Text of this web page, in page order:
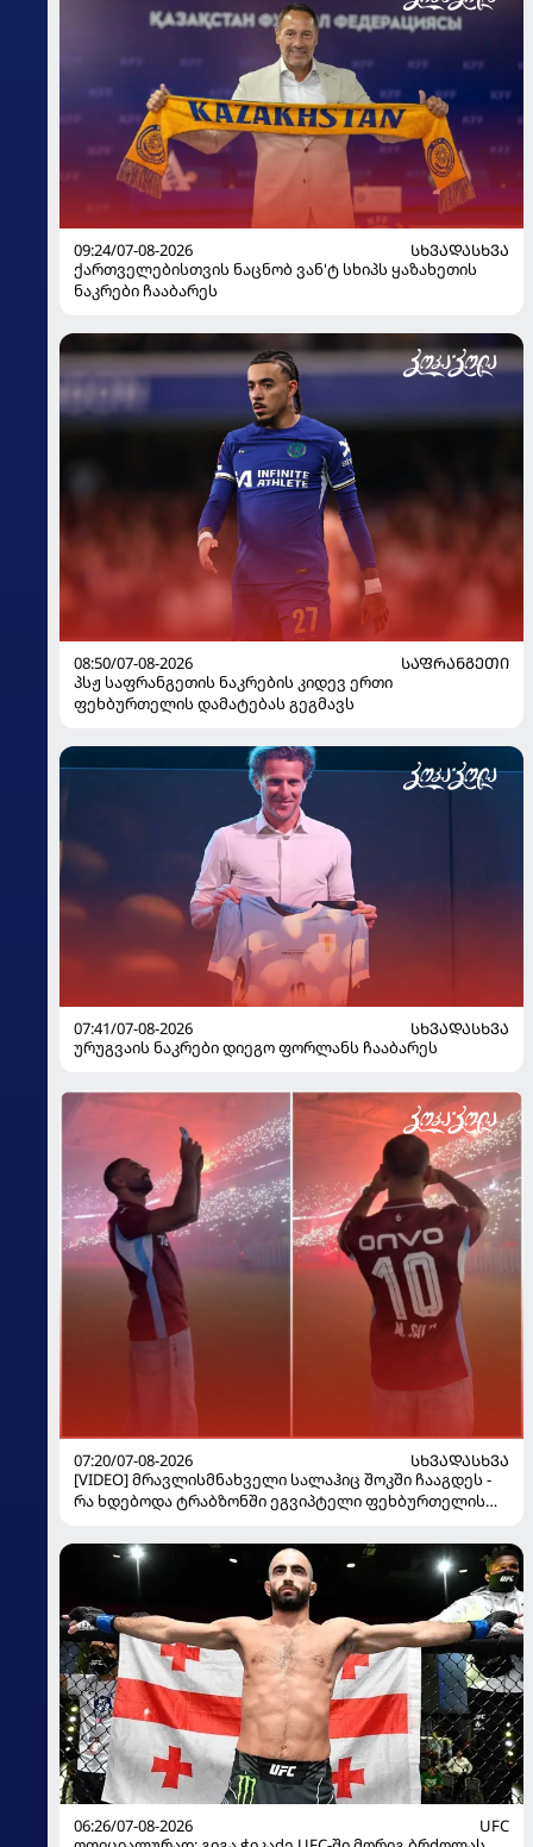
09:24/07-08-2026
ᲡᲮᲕᲐᲓᲐᲡᲮᲕᲐ
ქართველებისთვის ნაცნობ ვან'ტ სხიპს ყაზახეთის
ნაკრები ჩააბარეს
08:50/07-08-2026
ᲡᲐᲤᲠᲐᲜᲒᲔᲗᲘ
პსჟ საფრანგეთის ნაკრების კიდევ ერთი
ფეხბურთელის დამატებას გეგმავს
07:41/07-08-2026
ᲡᲮᲕᲐᲓᲐᲡᲮᲕᲐ
ურუგვაის ნაკრები დიეგო ფორლანს ჩააბარეს
07:20/07-08-2026
ᲡᲮᲕᲐᲓᲐᲡᲮᲕᲐ
[VIDEO] მრავლისმნახველი სალაჰიც შოკში ჩააგდეს -
რა ხდებოდა ტრაბზონში ეგვიპტელი ფეხბურთელის
06:26/07-08-2026
UFC